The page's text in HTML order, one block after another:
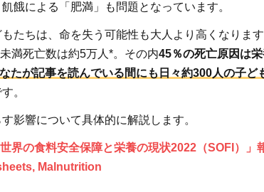
餓による「肥満」も問題となっています。
たちは、命を失う可能性も大人より高くなります
満死亡数は約5万人*。その内45％の死亡原因は
たが記事を読んでいる間にも日々約300人の子ど
。
影響について具体的に解説します。
界の食料安全保障と栄養の現状2022（SOFI）」
Malnutrition